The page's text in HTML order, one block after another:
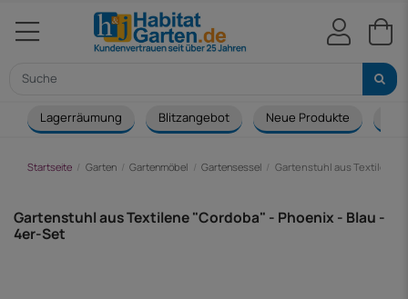
Lagerräumung Blitzangebot Neue Produkte
Startseite Garten Gartenmöbel Gartensessel Gartenstuhl aus Textilene
Gartenstuhl aus Textilene "Cordoba" - Phoenix - Blau -
4er-Set